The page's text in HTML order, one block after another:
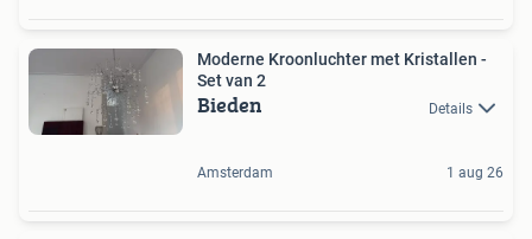
Moderne Kroonluchter met Kristallen -
Set van 2
Bieden Details
Amsterdam 1 aug 26